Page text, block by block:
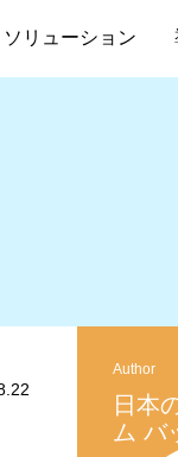
ソリューション
Author
日本
ム バ